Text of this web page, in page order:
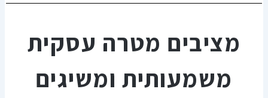
מציבים מטרה עסקית
משמעותית ומשיגים